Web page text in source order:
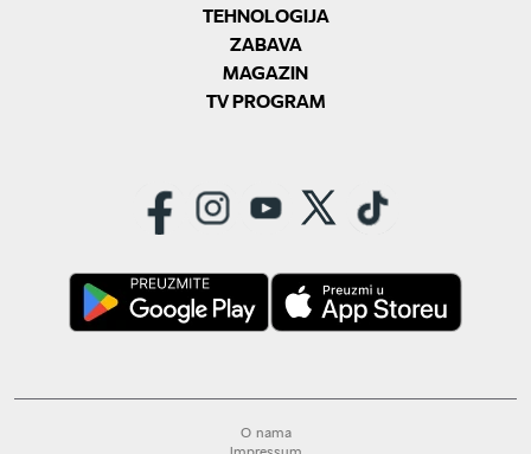
TEHNOLOGIJA
ZABAVA
MAGAZIN
TV PROGRAM
O nama